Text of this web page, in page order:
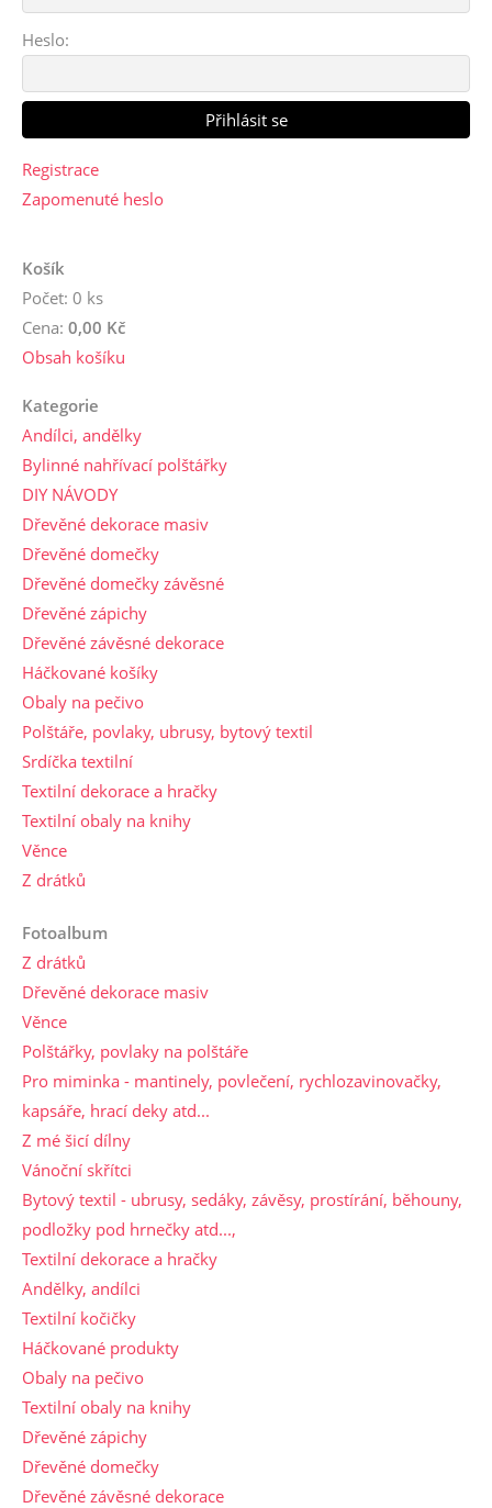
Heslo:
Registrace
Zapomenuté heslo
Košík
Počet: 0 ks
Cena: 0,00 Kč
Obsah košíku
Kategorie
Andílci, andělky
Bylinné nahřívací polštářky
DIY NÁVODY
Dřevěné dekorace masiv
Dřevěné domečky
Dřevěné domečky závěsné
Dřevěné zápichy
Dřevěné závěsné dekorace
Háčkované košíky
Obaly na pečivo
Polštáře, povlaky, ubrusy, bytový textil
Srdíčka textilní
Textilní dekorace a hračky
Textilní obaly na knihy
Věnce
Z drátků
Fotoalbum
Z drátků
Dřevěné dekorace masiv
Věnce
Polštářky, povlaky na polštáře
Pro miminka - mantinely, povlečení, rychlozavinovačky,
kapsáře, hrací deky atd...
Z mé šicí dílny
Vánoční skřítci
Bytový textil - ubrusy, sedáky, závěsy, prostírání, běhouny,
podložky pod hrnečky atd...,
Textilní dekorace a hračky
Andělky, andílci
Textilní kočičky
Háčkované produkty
Obaly na pečivo
Textilní obaly na knihy
Dřevěné zápichy
Dřevěné domečky
Dřevěné závěsné dekorace